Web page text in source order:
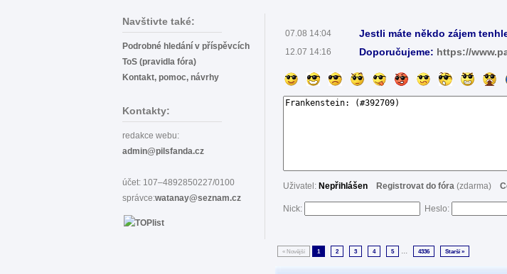
Navštivte také:
Podrobné hledání v příspěvcích
ToS (pravidla fóra)
Kontakt, pomoc, návrhy
Kontakty:
redakce webu:
admin@pilsfanda.cz
účet: 107–4892850227/0100
správce:watanay@seznam.cz
07.08 14:04 Jestli máte někdo zájem
12.07 14:16 Doporučujeme: https://
Uživatel: Nepřihlášen Registrovat do fóra (zdarma)
Nick: Heslo:
« Novější 1 2 3 4 5 ... 4336 Starší »